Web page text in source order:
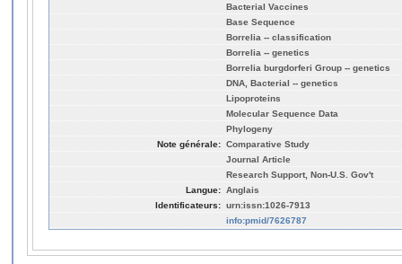
Bacterial Vaccines
Base Sequence
Borrelia -- classification
Borrelia -- genetics
Borrelia burgdorferi Group -- genetics
DNA, Bacterial -- genetics
Lipoproteins
Molecular Sequence Data
Phylogeny
Note générale: Comparative Study
Journal Article
Research Support, Non-U.S. Gov't
Langue: Anglais
Identificateurs: urn:issn:1026-7913
info:pmid/7626787